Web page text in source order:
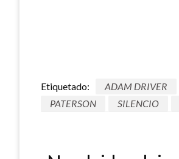
Etiquetado: ADAM DRIVER
PATERSON
SILENCIO